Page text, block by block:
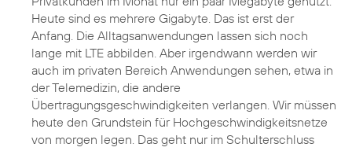
Heute sind es mehrere Gigabyte. Das ist erst der
Anfang. Die Alltagsanwendungen lassen sich noch
lange mit LTE abbilden. Aber irgendwann werden wir
auch im privaten Bereich Anwendungen sehen, etwa in
der Telemedizin, die andere
Übertragungsgeschwindigkeiten verlangen. Wir müssen
heute den Grundstein für Hochgeschwindigkeitsnetze
von morgen legen. Das geht nur im Schulterschluss